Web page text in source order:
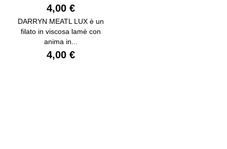
4,00 €
DARRYN MEATL LUX è un
filato in viscosa lamè con
anima in...
4,00 €